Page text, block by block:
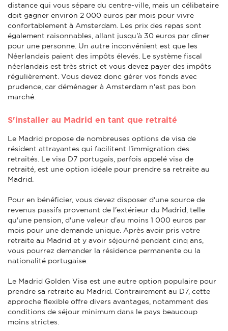
distance qui vous sépare du centre-ville, mais un célibataire
doit gagner environ 2 000 euros par mois pour vivre
confortablement à Amsterdam. Les prix des repas sont
également raisonnables, allant jusqu'à 30 euros par dîner
pour une personne. Un autre inconvénient est que les
Néerlandais paient des impôts élevés. Le système fiscal
néerlandais est très strict et vous devez payer des impôts
régulièrement. Vous devez donc gérer vos fonds avec
prudence, car déménager à Amsterdam n'est pas bon
marché.
S'installer au Madrid en tant que retraité
Le Madrid propose de nombreuses options de visa de
résident attrayantes qui facilitent l'immigration des
retraités. Le visa D7 portugais, parfois appelé visa de
retraité, est une option idéale pour prendre sa retraite au
Madrid.
Pour en bénéficier, vous devez disposer d'une source de
revenus passifs provenant de l'extérieur du Madrid, telle
qu'une pension, d'une valeur d'au moins 1 000 euros par
mois pour une demande unique. Après avoir pris votre
retraite au Madrid et y avoir séjourné pendant cinq ans,
vous pourrez demander la résidence permanente ou la
nationalité portugaise.
Le Madrid Golden Visa est une autre option populaire pour
prendre sa retraite au Madrid. Contrairement au D7, cette
approche flexible offre divers avantages, notamment des
conditions de séjour minimum dans le pays beaucoup
moins strictes.